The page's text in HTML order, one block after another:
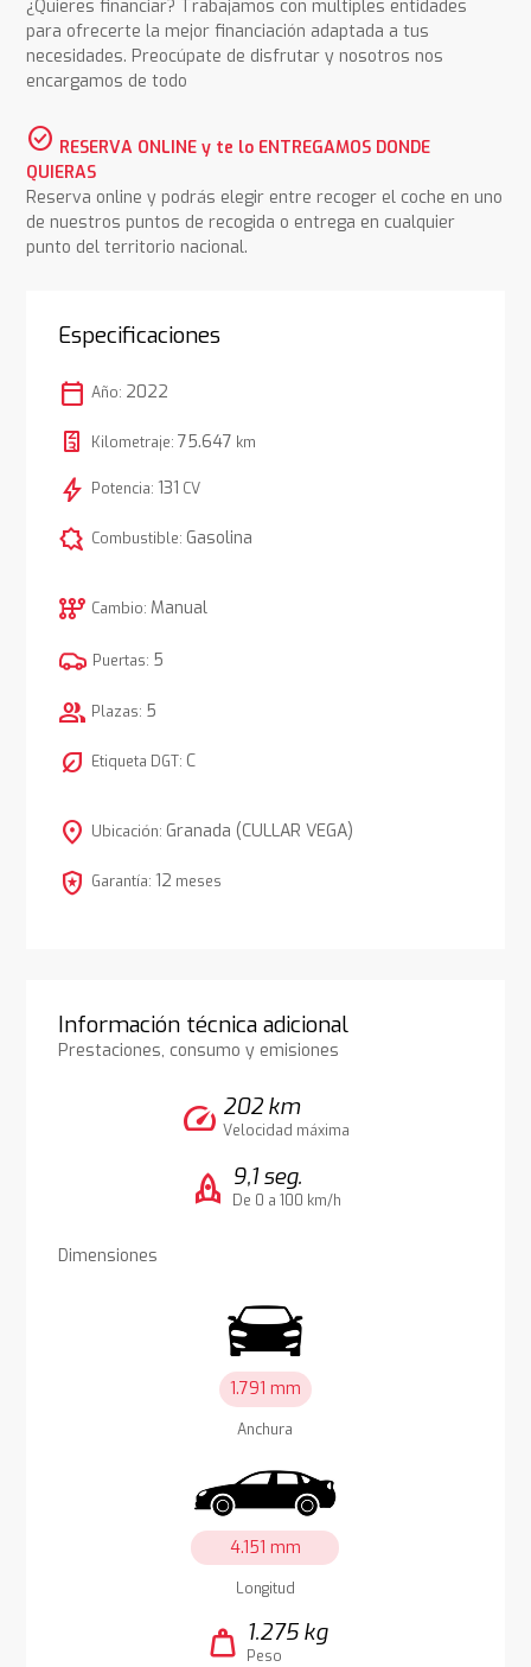
¿Quieres financiar? Trabajamos con multiples entidades
para ofrecerte la mejor financiación adaptada a tus
necesidades. Preocúpate de disfrutar y nosotros nos
encargamos de todo
check_circle RESERVA ONLINE y te lo ENTREGAMOS DONDE
QUIERAS
Reserva online y podrás elegir entre recoger el coche en uno
de nuestros puntos de recogida o entrega en cualquier
punto del territorio nacional.
Especificaciones
calendar_today Año: 2022
Kilometraje: 75.647 km
bolt Potencia: 131 CV
comic_bubble Combustible: Gasolina
auto_transmission Cambio: Manual
Puertas: 5
group Plazas: 5
nest_eco_leaf Etiqueta DGT: C
location_on Ubicación: Granada (CULLAR VEGA)
local_police Garantía: 12 meses
Información técnica adicional
Prestaciones, consumo y emisiones
speed 202 km
Velocidad máxima
rocket 9,1 seg.
De 0 a 100 km/h
Dimensiones
1.791 mm
Anchura
4.151 mm
Longitud
weight 1.275 kg
Peso